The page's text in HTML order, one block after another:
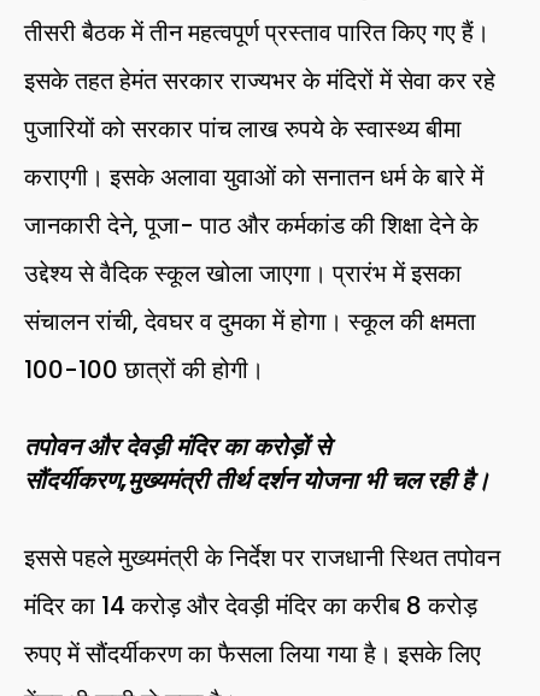
तीसरी बैठक में तीन महत्वपूर्ण प्रस्ताव पारित किए गए हैं।
इसके तहत हेमंत सरकार राज्यभर के मंदिरों में सेवा कर रहे
पुजारियों को सरकार पांच लाख रुपये के स्वास्थ्य बीमा
कराएगी। इसके अलावा युवाओं को सनातन धर्म के बारे में
जानकारी देने, पूजा- पाठ और कर्मकांड की शिक्षा देने के
उद्देश्य से वैदिक स्कूल खोला जाएगा। प्रारंभ में इसका
संचालन रांची, देवघर व दुमका में होगा। स्कूल की क्षमता
100-100 छात्रों की होगी।
तपोवन और देवड़ी मंदिर का करोड़ों से
सौंदर्यीकरण,मुख्यमंत्री तीर्थ दर्शन योजना भी चल रही है।
इससे पहले मुख्यमंत्री के निर्देश पर राजधानी स्थित तपोवन
मंदिर का 14 करोड़ और देवड़ी मंदिर का करीब 8 करोड़
रुपए में सौंदर्यीकरण का फैसला लिया गया है। इसके लिए